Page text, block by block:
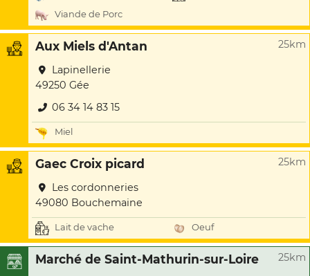
Viande de Porc
Aux Miels d'Antan 25km
Lapinellerie
49250 Gée
06 34 14 83 15
Miel
Gaec Croix picard 25km
Les cordonneries
49080 Bouchemaine
Lait de vache Oeuf
Marché de Saint-Mathurin-sur-Loire 25km